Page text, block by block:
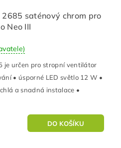
saténový chrom pro
Neo III
je určen pro stropní ventilátor
• úsporné LED světlo 12 W •
a snadná instalace •